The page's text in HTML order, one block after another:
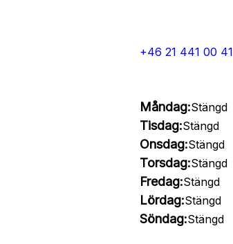
+46 21 441 00 41
Måndag:Stängd
Tisdag:Stängd
Onsdag:Stängd
Torsdag:Stängd
Fredag:Stängd
Lördag:Stängd
Söndag:Stängd